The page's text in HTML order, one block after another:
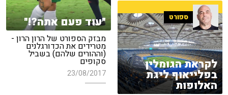
"עוד פעם אתה?!"
מבזק הספורט של הרון הרון -
מטרידים את הכדורגלנים
(וההורים שלהם) בשביל
סקופים
23/08/2017
ספורט
לקראת הגומלין
בפלייאוף ליגת
האלופות